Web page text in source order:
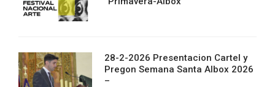
28-2-2026 Presentacion Cartel y
Pregon Semana Santa Albox 2026
–